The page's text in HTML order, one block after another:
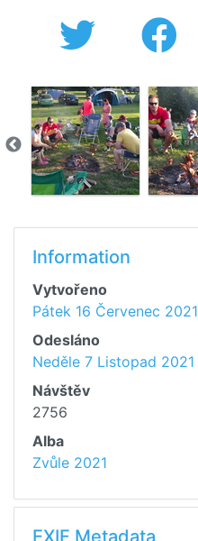
Information
Vytvořeno
Pátek 16 Červenec 2021
Odesláno
Neděle 7 Listopad 2021
Návštěv
2756
Alba
Zvůle 2021